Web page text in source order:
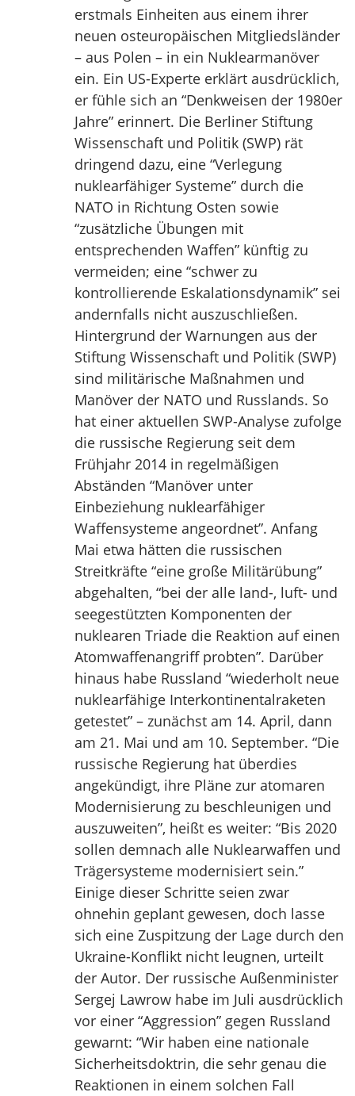
erstmals Einheiten aus einem ihrer
neuen osteuropäischen Mitgliedsländer
– aus Polen – in ein Nuklearmanöver
ein. Ein US-Experte erklärt ausdrücklich,
er fühle sich an “Denkweisen der 1980er
Jahre” erinnert. Die Berliner Stiftung
Wissenschaft und Politik (SWP) rät
dringend dazu, eine “Verlegung
nuklearfähiger Systeme” durch die
NATO in Richtung Osten sowie
“zusätzliche Übungen mit
entsprechenden Waffen” künftig zu
vermeiden; eine “schwer zu
kontrollierende Eskalationsdynamik” sei
andernfalls nicht auszuschließen.
Hintergrund der Warnungen aus der
Stiftung Wissenschaft und Politik (SWP)
sind militärische Maßnahmen und
Manöver der NATO und Russlands. So
hat einer aktuellen SWP-Analyse zufolge
die russische Regierung seit dem
Frühjahr 2014 in regelmäßigen
Abständen “Manöver unter
Einbeziehung nuklearfähiger
Waffensysteme angeordnet”. Anfang
Mai etwa hätten die russischen
Streitkräfte “eine große Militärübung”
abgehalten, “bei der alle land-, luft- und
seegestützten Komponenten der
nuklearen Triade die Reaktion auf einen
Atomwaffenangriff probten”. Darüber
hinaus habe Russland “wiederholt neue
nuklearfähige Interkontinentalraketen
getestet” – zunächst am 14. April, dann
am 21. Mai und am 10. September. “Die
russische Regierung hat überdies
angekündigt, ihre Pläne zur atomaren
Modernisierung zu beschleunigen und
auszuweiten”, heißt es weiter: “Bis 2020
sollen demnach alle Nuklearwaffen und
Trägersysteme modernisiert sein.”
Einige dieser Schritte seien zwar
ohnehin geplant gewesen, doch lasse
sich eine Zuspitzung der Lage durch den
Ukraine-Konflikt nicht leugnen, urteilt
der Autor. Der russische Außenminister
Sergej Lawrow habe im Juli ausdrücklich
vor einer “Aggression” gegen Russland
gewarnt: “Wir haben eine nationale
Sicherheitsdoktrin, die sehr genau die
Reaktionen in einem solchen Fall